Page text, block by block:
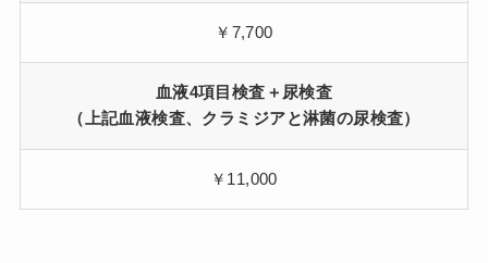
￥7,700
血液4項目検査＋尿検査
（上記血液検査、クラミジアと淋菌の尿検査）
￥11,000